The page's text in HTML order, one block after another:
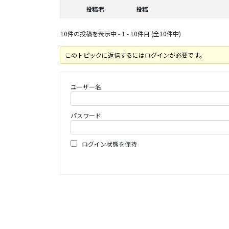
投稿者 投稿
10件の投稿を表示中 - 1 - 10件目 (全10件中)
このトピックに返信するにはログインが必要です。
ユーザー名:
パスワード:
ログイン状態を保持